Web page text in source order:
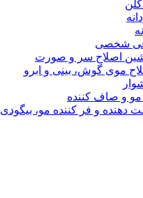
شخصی
اصلاح سر و صورت
موی گوش، بینی و ابرو
مو و صاف کننده
دهنده و فر کننده مو، بیگودی